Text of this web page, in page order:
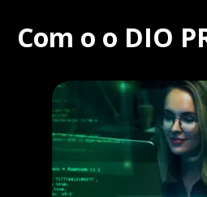
Com o o DIO